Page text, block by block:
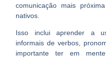
comunicação mais
nativos.
Isso inclui aprender a
informais deverbos,
importante ter em